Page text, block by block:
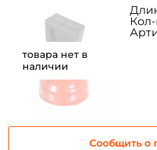
товара нет в
наличии
Сообщить о